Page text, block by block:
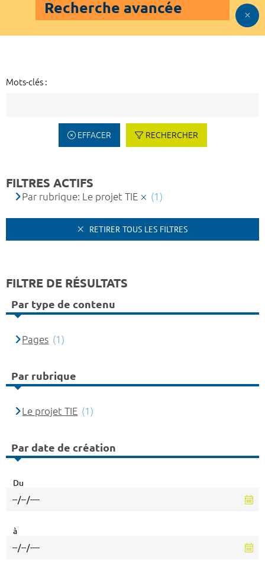
Recherche avancée
Mots-clés :
EFFACER RECHERCHER
FILTRES ACTIFS
Par rubrique: Le projet TIE (1)
RETIRER TOUS LES FILTRES
FILTRE DE RÉSULTATS
Par type de contenu
Pages (1)
Par rubrique
Le projet TIE (1)
Par date de création
Du
à